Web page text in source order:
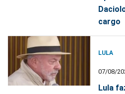
cargo
LULA
07/08/
Lula